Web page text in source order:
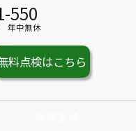
550
年中無休
料点検はこちら